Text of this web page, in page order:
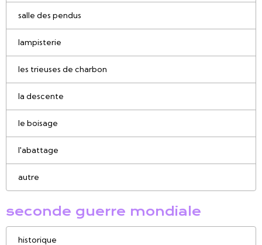
salle des pendus
lampisterie
les trieuses de charbon
la descente
le boisage
l'abattage
autre
seconde guerre mondiale
historique